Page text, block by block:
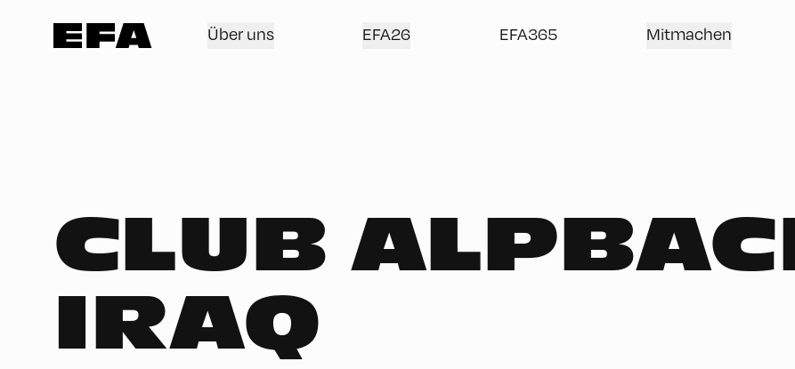
Über uns EFA26 EFA365 Mitmachen
CLUB
IRAQ